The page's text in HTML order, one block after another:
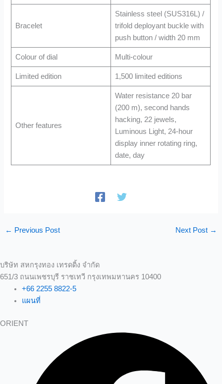
Bracelet
Stainless steel (SUS316L) /
trifold deployant buckle with
push button / width 20 mm
Colour of dial Multi-colour
Limited edition 1,500 limited editions
Other features
Water resistance 20 bar
(200 m), second hands
hacking, 22 jewels,
Luminous Light, 24-hour
display inner rotating ring,
date, day
← Previous Post Next Post →
บริษัท สหกรุงทอง เทรดดิ้ง จำกัด
651/3 ถนนเพชรบุรี ราชเทวี กรุงเทพมหานคร 10400
+66 2255 8822-5
แผนที่
ORIENT